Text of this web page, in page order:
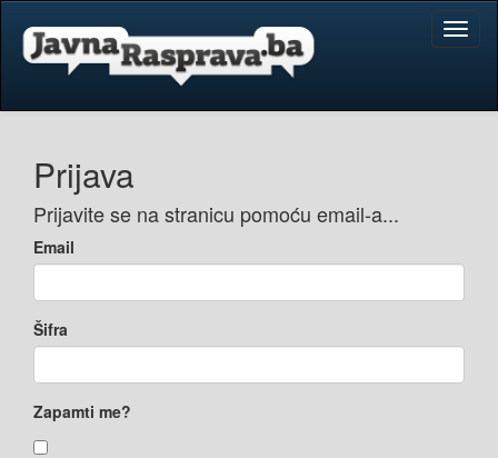
Prijava
Prijavite se na stranicu pomoću email-a...
Email
Šifra
Zapamti me?